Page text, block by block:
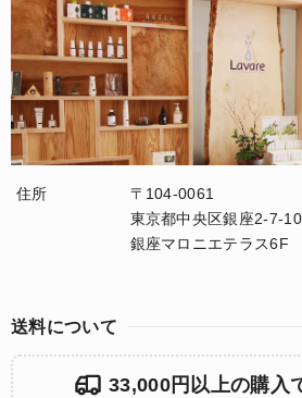
住所
〒104-0061
東京都中央区銀座2-7-10
銀座マロニエテラス6F
送料について
33,000円以上の購入